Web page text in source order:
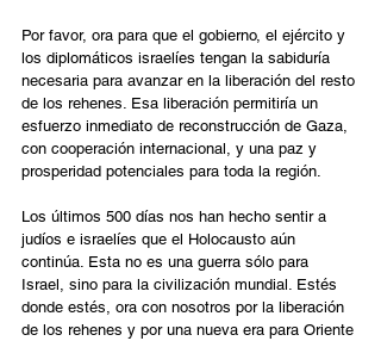
Por favor, ora para que el gobierno, el ejército y
los diplomáticos israelíes tengan la sabiduría
necesaria para avanzar en la liberación del resto
de los rehenes. Esa liberación permitiría un
esfuerzo inmediato de reconstrucción de Gaza,
con cooperación internacional, y una paz y
prosperidad potenciales para toda la región.
Los últimos 500 días nos han hecho sentir a
judíos e israelíes que el Holocausto aún
continúa. Esta no es una guerra sólo para
Israel, sino para la civilización mundial. Estés
donde estés, ora con nosotros por la liberación
de los rehenes y por una nueva era para Oriente